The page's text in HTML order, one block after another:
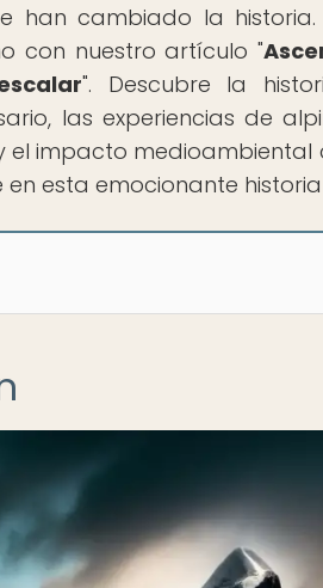
han cambiado la
con nuestro artículo "
". Descubre la
las experiencias de
el impacto medioambiental
esta emocionante